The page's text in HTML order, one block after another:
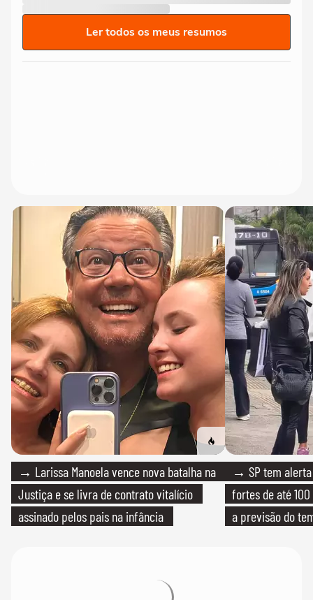
Ler todos os meus resumos
→ Larissa Manoela vence nova batalha na
Justiça e se livra de contrato vitalício
assinado pelos pais na infância
→ SP tem
fortes de até
a previsão do